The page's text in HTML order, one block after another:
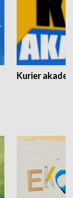
Kurier